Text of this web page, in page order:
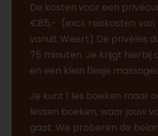
De kosten voor een
€85,- (excl. reiskosten
vanuit Weert) De privéles
75 minuten. Je krijgt hierbij
en een klein flesje
Je kunt 1 les boeken maar
lessen boeken, waar jouw
gaat. We proberen de